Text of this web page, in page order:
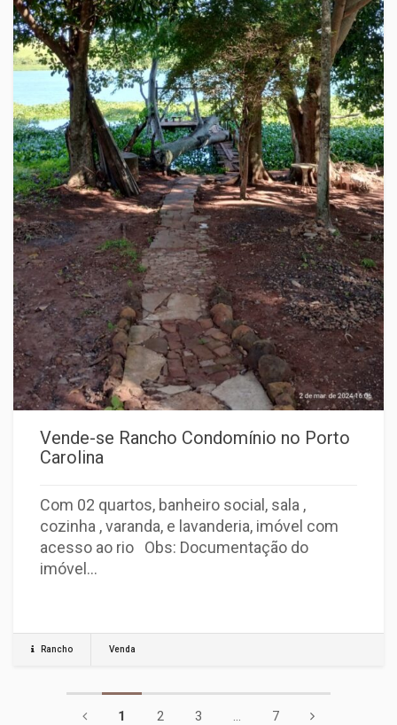
Vende-se Rancho Condomínio no Porto
Carolina
Com 02 quartos, banheiro social, sala ,
cozinha , varanda, e lavanderia, imóvel com
acesso ao rio Obs: Documentação do
imóvel…
Rancho Venda
1 2 3 ... 7